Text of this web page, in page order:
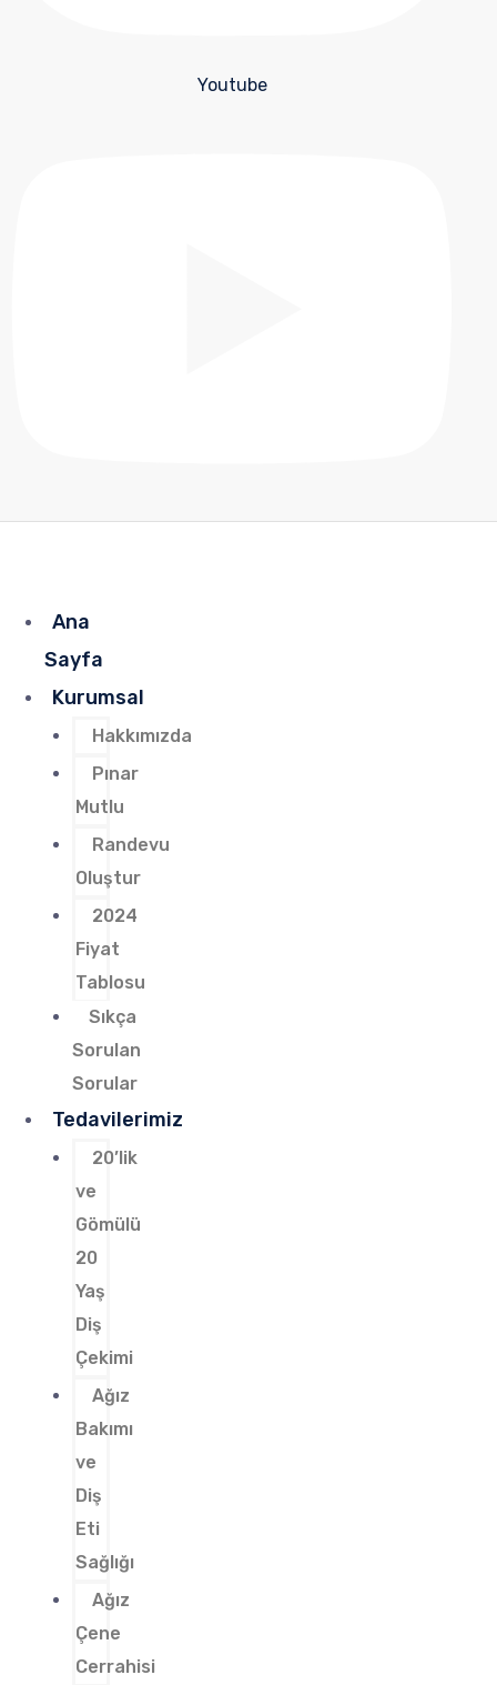
Youtube
Ana
Sayfa
Kurumsal
Hakkımızda
Pınar
Mutlu
Randevu
Oluştur
2024
Fiyat
Tablosu
Sıkça
Sorulan
Sorular
Tedavilerimiz
20’lik
ve
Gömülü
20
Yaş
Diş
Çekimi
Ağız
Bakımı
ve
Diş
Eti
Sağlığı
Ağız
Çene
Cerrahisi